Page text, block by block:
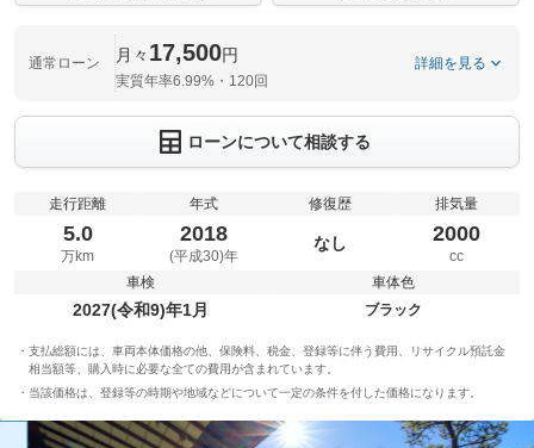
通常ローン 月々 17,500円
実質年率6.99%・120回
詳細を見る
ローンについて相談する
走行距離
5.0
万km
年式
2018
(平成30)年
修復歴
なし
排気量
2000
cc
車検
2027(令和9)年1月
車体色
ブラック
支払総額には、車両本体価格の他、保険料、税金、登録等に伴う費用、リサイクル預託金
相当額等、購入時に必要な全ての費用が含まれています。
当該価格は、登録等の時期や地域などについて一定の条件を付した価格になります。